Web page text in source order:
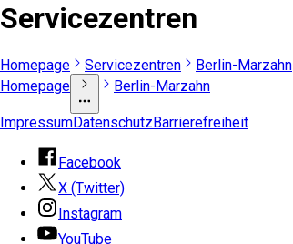
Servicezentren
Homepage Servicezentren
Berlin-Marzahn
Homepage
Berlin-Marzahn
ImpressumDatenschutzBarrierefreiheit
Facebook
X (Twitter)
Instagram
YouTube